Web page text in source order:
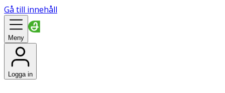
Gå till innehåll
Meny
Logga in